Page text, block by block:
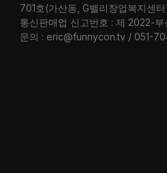
701호(가산동, G밸리창업복지센터
통신판매업 신고번호 : 제 2022-부
문의 : eric@funnycon.tv / 051-